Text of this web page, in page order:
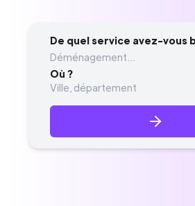
De quel service avez-vous
Déménagement...
Où ?